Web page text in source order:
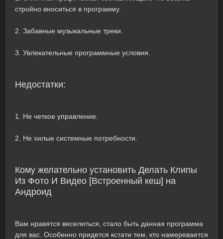
стройно вноситься в программу.
2. Забавные музыкальные треки.
3. Увлекательные программные условия.
Недостатки:
1. Не четкое управление.
2. Не хилые системные потребности.
Кому желательно установить Делать Клипы
Из Фото И Видео [Встроенный кеш] на
Андроид
Вам нравятся веселиться, стало быть данная программа
для вас. Особенно придется кстати тем, кто намеревается